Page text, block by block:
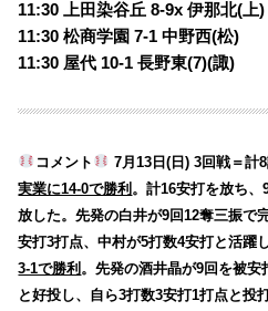
11:30 上田染谷丘 8-9x 伊那北(上)
11:30 松商学園 7-1中野西(松)
11:30 屋代 10-1 長野東(7)(諏)
コメント 7月13日(日) 3回戦＝計8
実業に14-0で勝利 。計16安打を放ち、
放した。先発の白井が9回12奪三振で
安打3打点、中村が5打数4安打と活躍
3-1で勝利 。先発の酒井晶が9回を被
と好投し、自ら3打数3安打1打点と投